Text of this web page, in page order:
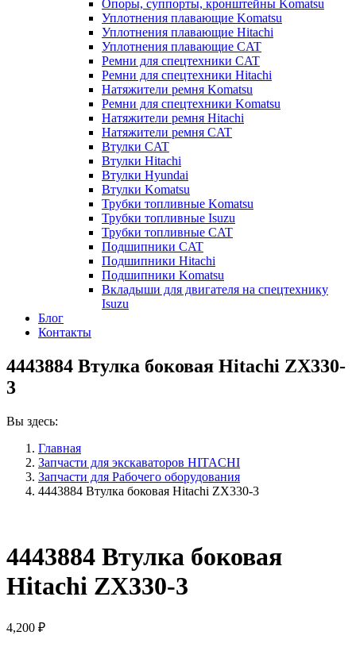
Опоры, суппорты, кронштейны Komatsu
Уплотнения плавающие Komatsu
Уплотнения плавающие Hitachi
Уплотнения плавающие CAT
Ремни для спецтехники CAT
Ремни для спецтехники Hitachi
Натяжители ремня Komatsu
Ремни для спецтехники Komatsu
Натяжители ремня Hitachi
Натяжители ремня CAT
Втулки CAT
Втулки Hitachi
Втулки Hyundai
Втулки Komatsu
Трубки топливные Komatsu
Трубки топливные Isuzu
Трубки топливные CAT
Подшипники CAT
Подшипники Hitachi
Подшипники Komatsu
Вкладыши для двигателя на спецтехнику
Isuzu
Блог
Контакты
4443884 Втулка боковая Hitachi ZX330-
3
Вы здесь:
Главная
Запчасти для экскаваторов HITACHI
Запчасти для Рабочего оборудования
4443884 Втулка боковая Hitachi ZX330-3
4443884 Втулка боковая
Hitachi ZX330-3
4,200 ₽